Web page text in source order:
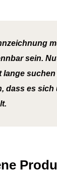
sein.
lange suchen
dass es sich